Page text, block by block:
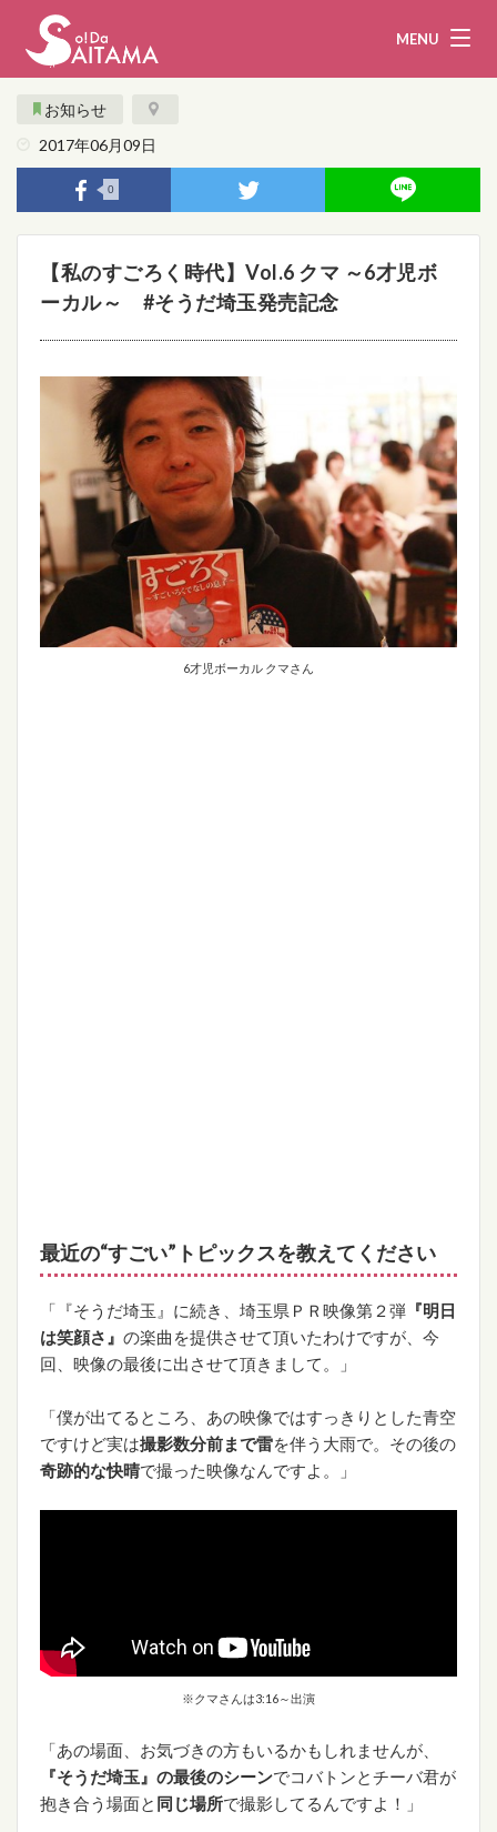
MENU
娯楽・観光
企業・団体 教育・医療
行政 まとめ！
地域から探す
募集！ お問い合わせ
運営団体 ライター
お知らせ
2017年06月09日
0
【私のすごろく時代】Vol.6 クマ ～6才児ボ
ーカル～ #そうだ埼玉発売記念
6才児ボーカル クマさん
最近の“すごい” トピックスを教えてください
「『そうだ埼玉』に続き、埼玉県ＰＲ映像第２弾 『明日
は笑顔さ』 の楽曲を提供させて頂いたわけですが、今
回、映像の最後に出させて頂きまして。」
「僕が出てるところ、あの映像ではすっきりとした青空
ですけど実は撮影数分前まで雷を伴う大雨で。その後の
奇跡的な快晴で撮った映像なんですよ。」
※クマさんは3:16～出演
「あの場面、お気づきの方もいるかもしれませんが、
『そうだ埼玉』の最後のシーンでコバトンとチーバ君が
抱き合う場面と 同じ場所で撮影してるんですよ！」